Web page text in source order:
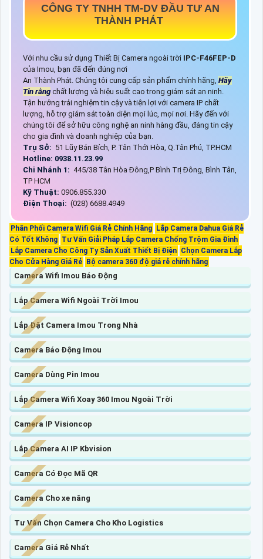
CÔNG TY TNHH TM-DV ĐẦU TƯ AN
THÀNH PHÁT
Với nhu cầu sử dụng Thiết Bị Camera ngoài trời IPC-F46FEP-D
của Imou, bạn đã đến đúng nơi
An Thành Phát. Chúng tôi cung cấp sản phẩm chính hãng, Hãy
Tin rằngchất lượng và hiệu suất cao trong giám sát an ninh.
Tận hưởng trải nghiệm tin cậy và tiện lợi với camera IP chất
lượng, hỗ trợ giám sát toàn diện mọi lúc, mọi nơi. Hãy đến với
chúng tôi để sở hữu công nghệ an ninh hàng đầu, đáng tin cậy
cho gia đình và doanh nghiệp của bạn.
Trụ Sở: 51 Lũy Bán Bích, P. Tân Thới Hòa, Q.Tân Phú, TP.HCM
Hotline: 0938.11.23.99
Chi Nhánh 1: 445/38 Tân Hòa Đông,P Bình Trị Đông, Bình Tân,
TP HCM
Kỹ Thuật: 0906.855.330
Điện Thoại: (028) 6688.4949
Phân Phối Camera Wifi Giá Rẻ Chính Hãng Lắp Camera Dahua Giá Rẻ
Có Tốt Không Tư Vấn Giải Pháp Lắp Camera Chống Trộm Gia Đình
Lắp Camera Cho Công Ty Sản Xuất Thiết Bị Điện Chọn Camera Lắp
Cho Cửa Hàng Giá Rẻ Bộ camera 360 độ giá rẻ chính hãng
Camera Wifi Imou Báo Động
Lắp Camera Wifi Ngoài Trời Imou
Lắp Đặt Camera Imou Trong Nhà
Camera Báo Động Imou
Camera Dùng Pin Imou
Lắp Camera Wifi Xoay 360 Imou Ngoài Trời
Camera IP Visioncop
Lắp Camera AI IP Kbvision
Camera Có Đọc Mã QR
Camera Cho xe nâng
Tư Vấn Chọn Camera Cho Kho Logistics
Camera Giá Rẻ Nhất